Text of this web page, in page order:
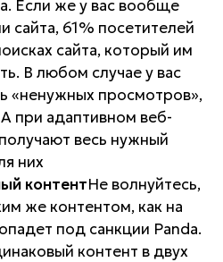
Если же у вас вообще
сайта, 61% посетителей
сайта, который им
В любом случае у вас
«ненужных просмотров»,
при адаптивном веб-
весь нужный
них
контентНе волнуйтесь,
же контентом, как на
под санкции Panda.
контент в двух